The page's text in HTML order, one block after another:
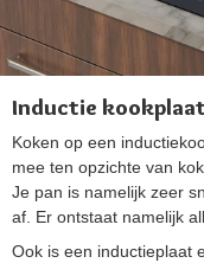
Inductie kookplaat
Koken op een
mee ten opzichte van
Je pan is namelijk zeer
af. Er ontstaat namelijk
Ook is een inductieplaat